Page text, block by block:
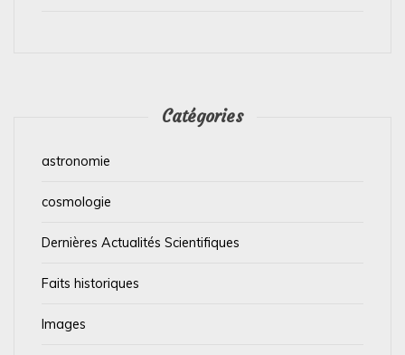
Catégories
astronomie
cosmologie
Dernières Actualités Scientifiques
Faits historiques
Images